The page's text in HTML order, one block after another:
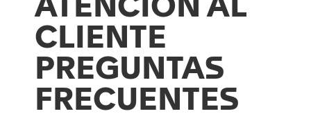
ATENCIÓN AL
CLIENTE
PREGUNTAS
FRECUENTES